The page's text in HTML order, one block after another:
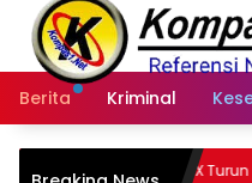
Langsung
konten
Berita
Kriminal
Turun
Polda